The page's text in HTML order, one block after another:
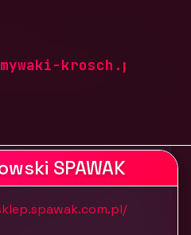
krosch.pl
i wentylacja
SPAWAK